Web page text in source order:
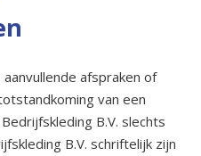
afspraken of
van een
B.V. slechts
B.V. schriftelijk zijn